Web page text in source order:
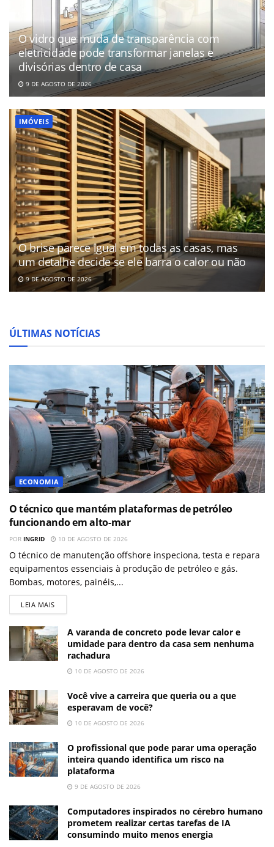
O vidro que muda de transparência com
eletricidade pode transformar janelas e
divisórias dentro de casa
9 DE AGOSTO DE 2026
IMÓVEIS
O brise parece igual em todas as casas, mas
um detalhe decide se ele barra o calor ou não
9 DE AGOSTO DE 2026
ÚLTIMAS NOTÍCIAS
ECONOMIA
O técnico que mantém plataformas de petróleo
funcionando em alto-mar
POR INGRID 10 DE AGOSTO DE 2026
O técnico de manutenção offshore inspeciona, testa e repara
equipamentos essenciais à produção de petróleo e gás.
Bombas, motores, painéis,...
LEIA MAIS
A varanda de concreto pode levar calor e
umidade para dentro da casa sem nenhuma
rachadura
10 DE AGOSTO DE 2026
Você vive a carreira que queria ou a que
esperavam de você?
10 DE AGOSTO DE 2026
O profissional que pode parar uma operação
inteira quando identifica um risco na
plataforma
9 DE AGOSTO DE 2026
Computadores inspirados no cérebro humano
prometem realizar certas tarefas de IA
consumindo muito menos energia